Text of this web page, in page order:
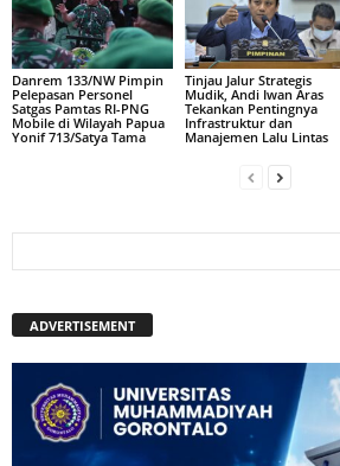
Danrem 133/NW Pimpin
Pelepasan Personel
Satgas Pamtas RI-PNG
Mobile di Wilayah Papua
Yonif 713/Satya Tama
Tinjau Jalur Strategis
Mudik, Andi Iwan Aras
Tekankan Pentingnya
Infrastruktur dan
Manajemen Lalu Lintas
ADVERTISEMENT